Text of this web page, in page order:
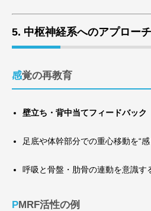
5. 中枢神経系へのアプローチ
感覚の再教育
壁立ち・背中当てフィードバック
足底や体幹部分での重心移動を“感
呼吸と骨盤・肋骨の連動を意識す
PMRF活性の例